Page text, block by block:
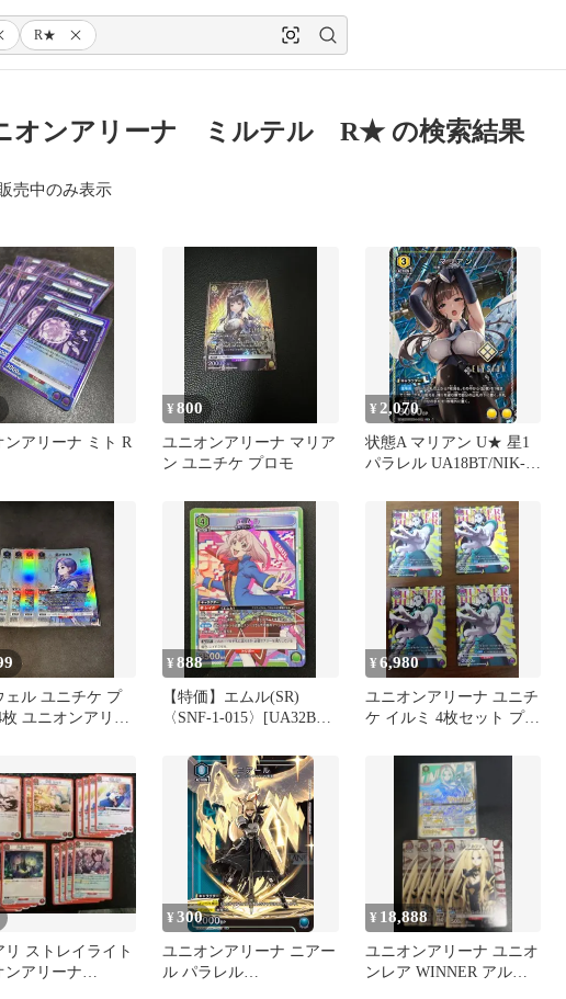
R★
オンアリーナ ミルテル R★ の検索結果
売中のみ表示
ンアリーナ ミト R
¥800
ユニオンアリーナ マリア
ン ユニチケ プロモ
¥ 2,070
状態A マリアン U★ 星1
パラレル UA18BT/NIK-1-
UNION ARENA ユニアリ
ェル ユニチケ プ
ユニオンアリー
¥888
【特価】エムル(SR)
〈SNF-1-015〉[UA32BT]
¥6,980
ユニオンアリーナ ユニチ
ケ イルミ 4枚セット プロ
リ ストレイライト
ンアリーナ
¥300
ユニオンアリーナ ニアー
ル パラレル
¥ 18,888
ユニオンアリーナ ユニオ
ンレア WINNER アルフ